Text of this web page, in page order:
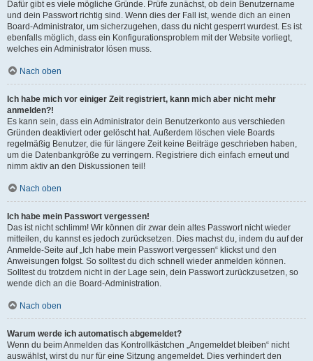
Dafür gibt es viele mögliche Gründe. Prüfe zunächst, ob dein Benutzername
und dein Passwort richtig sind. Wenn dies der Fall ist, wende dich an einen
Board-Administrator, um sicherzugehen, dass du nicht gesperrt wurdest. Es ist
ebenfalls möglich, dass ein Konfigurationsproblem mit der Website vorliegt,
welches ein Administrator lösen muss.
Nach oben
Ich habe mich vor einiger Zeit registriert, kann mich aber nicht mehr
anmelden?!
Es kann sein, dass ein Administrator dein Benutzerkonto aus verschieden
Gründen deaktiviert oder gelöscht hat. Außerdem löschen viele Boards
regelmäßig Benutzer, die für längere Zeit keine Beiträge geschrieben haben,
um die Datenbankgröße zu verringern. Registriere dich einfach erneut und
nimm aktiv an den Diskussionen teil!
Nach oben
Ich habe mein Passwort vergessen!
Das ist nicht schlimm! Wir können dir zwar dein altes Passwort nicht wieder
mitteilen, du kannst es jedoch zurücksetzen. Dies machst du, indem du auf der
Anmelde-Seite auf „Ich habe mein Passwort vergessen“ klickst und den
Anweisungen folgst. So solltest du dich schnell wieder anmelden können.
Solltest du trotzdem nicht in der Lage sein, dein Passwort zurückzusetzen, so
wende dich an die Board-Administration.
Nach oben
Warum werde ich automatisch abgemeldet?
Wenn du beim Anmelden das Kontrollkästchen „Angemeldet bleiben“ nicht
auswählst, wirst du nur für eine Sitzung angemeldet. Dies verhindert den